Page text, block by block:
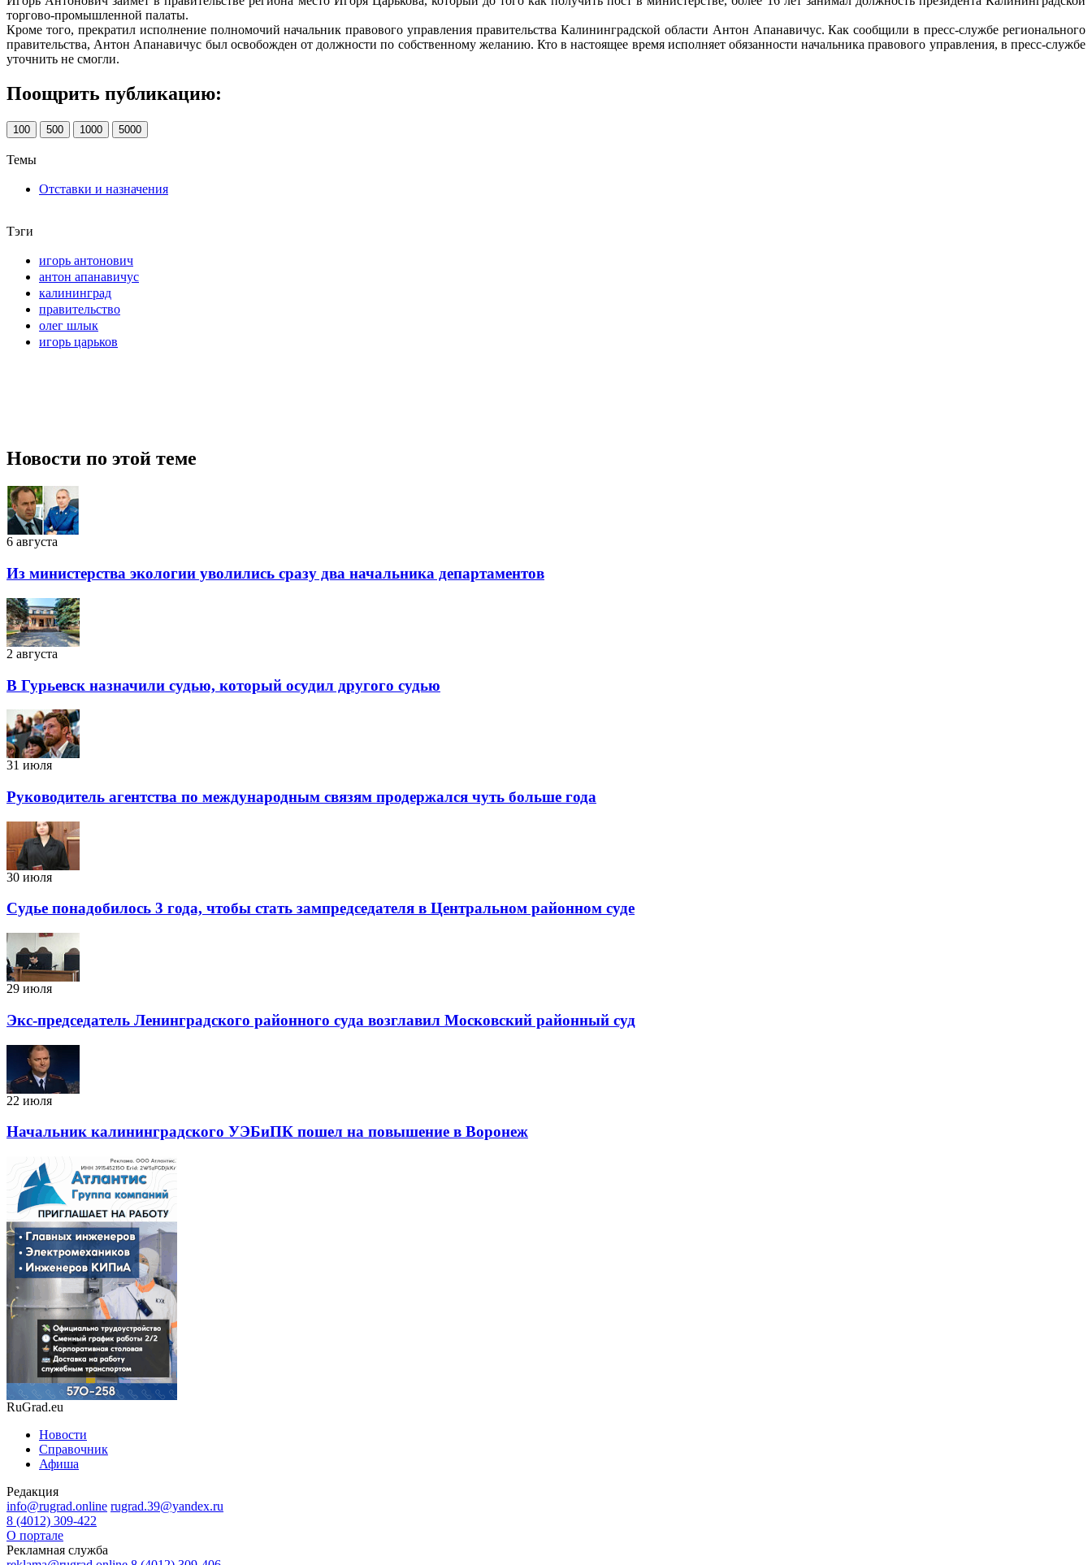
торгово-промышленной палаты.
Кроме того, прекратил исполнение полномочий начальник правового управления правительства Калининградской области Антон Апанавичус. Как сообщили в пресс-службе регионального
правительства, Антон Апанавичус был освобожден от должности по собственному желанию. Кто в настоящее время исполняет обязанности начальника правового управления, в пресс-службе
уточнить не смогли.
Поощрить публикацию:
100 500 1000 5000
Темы
Отставки и назначения
Тэги
игорь антонович
антон апанавичус
калининград
правительство
олег шлык
игорь царьков
Новости по этой теме
6 августа
Из министерства экологии уволились сразу два начальника департаментов
2 августа
В Гурьевск назначили судью, который осудил другого судью
31 июля
Руководитель агентства по международным связям продержался чуть больше года
30 июля
Судье понадобилось 3 года, чтобы стать зампредседателя в Центральном районном суде
29 июля
Экс-председатель Ленинградского районного суда возглавил Московский районный суд
22 июля
Начальник калининградского УЭБиПК пошел на повышение в Воронеж
RuGrad.eu
Новости
Справочник
Афиша
Редакция
info@rugrad.online rugrad.39@yandex.ru
8 (4012) 309-422
О портале
Рекламная служба